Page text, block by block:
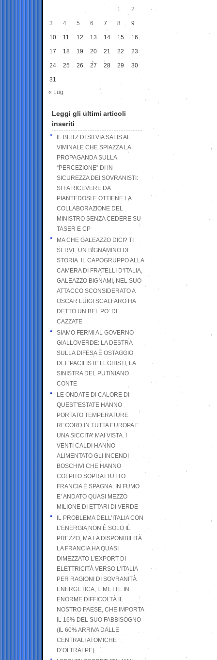
1
2
3 4 5 6 7 8 9
10 11 12 13 14 15 16
17 18 19 20 21 22 23
24 25 26 27 28 29 30
31
« Lug
Leggi gli ultimi articoli
inseriti
IL BLITZ DI SILVIA SALIS AL
VIMINALE CHE SPIAZZA LA
PROPAGANDA SULLA
“PERCEZIONE” DI IN-
SICUREZZA DEI SOVRANISTI:
SI FA RICEVERE DA
PIANTEDOSI E OTTIENE LA
COLLABORAZIONE DEL
MINISTRO SENZA CEDERE SU
TASER E CP
MA CHE GALEAZZO DICI? TI
SERVE UN BIGNAMINO DI
STORIA. IL CAPOGRUPPO ALLA
CAMERA DI FRATELLI D’ITALIA,
GALEAZZO BIGNAMI, NEL SUO
ATTACCO SCONSIDERATO A
OSCAR LUIGI SCALFARO HA
DETTO UN BEL PO’ DI
CAZZATE
SIAMO FERMI AL GOVERNO
GIALLOVERDE: LA DESTRA
SULLA DIFESA È OSTAGGIO
DEI “PACIFISTI” LEGHISTI, LA
SINISTRA DEL PUTINIANO
CONTE
LE ONDATE DI CALORE DI
QUEST’ESTATE HANNO
PORTATO TEMPERATURE
RECORD IN TUTTA EUROPA E
UNA SICCITA’ MAI VISTA. I
VENTI CALDI HANNO
ALIMENTATO GLI INCENDI
BOSCHIVI CHE HANNO
COLPITO SOPRATTUTTO
FRANCIA E SPAGNA: IN FUMO
E’ ANDATO QUASI MEZZO
MILIONE DI ETTARI DI VERDE
IL PROBLEMA DELL’ITALIA CON
L’ENERGIA NON È SOLO IL
PREZZO, MA LA DISPONIBILITÀ.
LA FRANCIA HA QUASI
DIMEZZATO L’EXPORT DI
ELETTRICITÀ VERSO L’ITALIA
PER RAGIONI DI SOVRANITÀ
ENERGETICA, E METTE IN
ENORME DIFFICOLTÀ IL
NOSTRO PAESE, CHE IMPORTA
IL 16% DEL SUO FABBISOGNO
(IL 60% ARRIVA DALLE
CENTRALI ATOMICHE
D’OLTRALPE)